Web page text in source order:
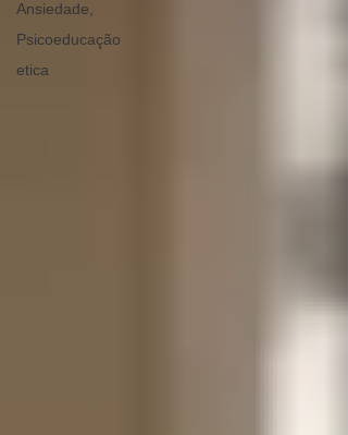
Ansiedade,
Psicoeducação
etica